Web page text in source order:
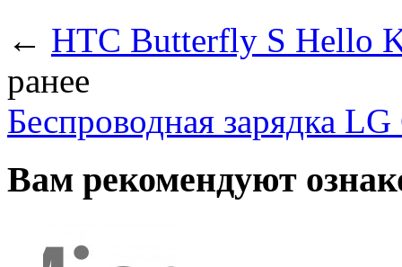
← HTC Butterfly S Hello
ранее
Беспроводная зарядка
Вам рекомендуют